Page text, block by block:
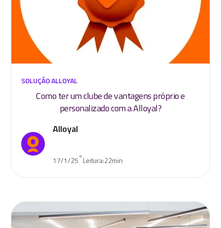
SOLUÇÃO ALLOYAL
Como ter um clube de vantagens próprio e
personalizado com a Alloyal?
Alloyal
17/1/25•Leitura:22min